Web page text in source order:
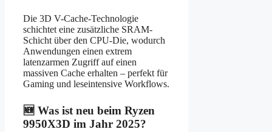
Die 3D V-Cache-Technologie
schichtet eine zusätzliche SRAM-
Schicht über den CPU-Die, wodurch
Anwendungen einen extrem
latenzarmen Zugriff auf einen
massiven Cache erhalten – perfekt für
Gaming und leseintensive Workflows.
🆕 Was ist neu beim Ryzen
9950X3D im Jahr 2025?